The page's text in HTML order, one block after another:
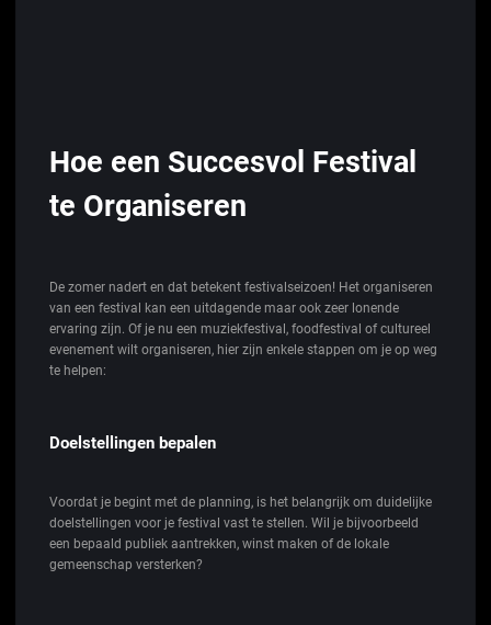
Hoe een Succesvol Festival
te Organiseren
De zomer nadert en dat betekent festivalseizoen! Het organiseren
van een festival kan een uitdagende maar ook zeer lonende
ervaring zijn. Of je nu een muziekfestival, foodfestival of cultureel
evenement wilt organiseren, hier zijn enkele stappen om je op weg
te helpen:
Doelstellingen bepalen
Voordat je begint met de planning, is het belangrijk om duidelijke
doelstellingen voor je festival vast te stellen. Wil je bijvoorbeeld
een bepaald publiek aantrekken, winst maken of de lokale
gemeenschap versterken?